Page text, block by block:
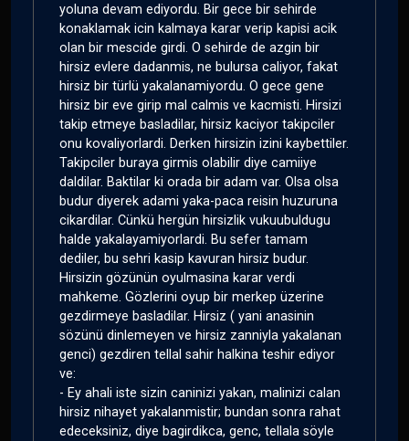
yoluna devam ediyordu. Bir gece bir sehirde
konaklamak icin kalmaya karar verip kapisi acik
olan bir mescide girdi. O sehirde de azgin bir
hirsiz evlere dadanmis, ne bulursa caliyor, fakat
hirsiz bir türlü yakalanamiyordu. O gece gene
hirsiz bir eve girip mal calmis ve kacmisti. Hirsizi
takip etmeye basladilar, hirsiz kaciyor takipciler
onu kovaliyorlardi. Derken hirsizin izini kaybettiler.
Takipciler buraya girmis olabilir diye camiiye
daldilar. Baktilar ki orada bir adam var. Olsa olsa
budur diyerek adami yaka-paca reisin huzuruna
cikardilar. Cünkü hergün hirsizlik vukuubuldugu
halde yakalayamiyorlardi. Bu sefer tamam
dediler, bu sehri kasip kavuran hirsiz budur.
Hirsizin gözünün oyulmasina karar verdi
mahkeme. Gözlerini oyup bir merkep üzerine
gezdirmeye basladilar. Hirsiz ( yani anasinin
sözünü dinlemeyen ve hirsiz zanniyla yakalanan
genci) gezdiren tellal sahir halkina teshir ediyor
ve:
- Ey ahali iste sizin caninizi yakan, malinizi calan
hirsiz nihayet yakalanmistir; bundan sonra rahat
edeceksiniz, diye bagirdikca, genc, tellala söyle